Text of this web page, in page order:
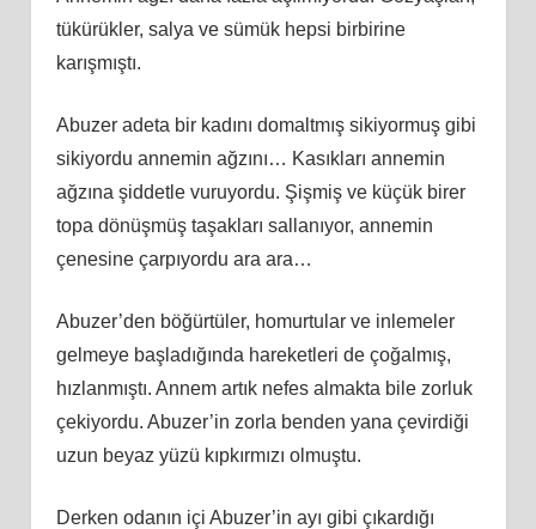
tükürükler, salya ve sümük hepsi birbirine
karışmıştı.
Abuzer adeta bir kadını domaltmış sikiyormuş gibi
sikiyordu annemin ağzını… Kasıkları annemin
ağzına şiddetle vuruyordu. Şişmiş ve küçük birer
topa dönüşmüş taşakları sallanıyor, annemin
çenesine çarpıyordu ara ara…
Abuzer’den böğürtüler, homurtular ve inlemeler
gelmeye başladığında hareketleri de çoğalmış,
hızlanmıştı. Annem artık nefes almakta bile zorluk
çekiyordu. Abuzer’in zorla benden yana çevirdiği
uzun beyaz yüzü kıpkırmızı olmuştu.
Derken odanın içi Abuzer’in ayı gibi çıkardığı